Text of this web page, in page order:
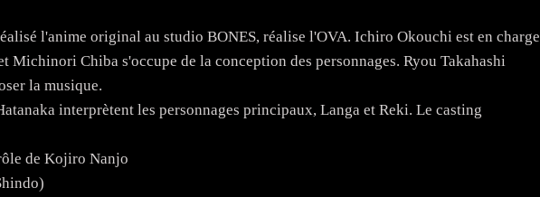
l'anime original au studio BONES, réalise l'OVA. Ichiro Okouchi est en charge
Michinori Chiba s'occupe de la conception des personnages. Ryou Takahashi
la musique.
interprètent les personnages principaux, Langa et Reki. Le casting
de Kojiro Nanjo